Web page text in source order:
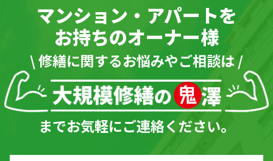
マンション・アパートを
お持ちのオーナー様
\ 修繕に関するお悩みやご相談は /
までお気軽にご連絡ください。